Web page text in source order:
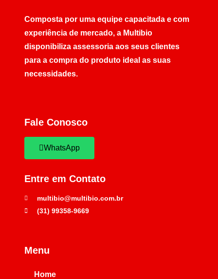
Composta por uma equipe capacitada e com
experiência de mercado, a Multibio
disponibiliza assessoria aos seus clientes
para a compra do produto ideal as suas
necessidades.
Fale Conosco
WhatsApp
Entre em Contato
multibio@multibio.com.br
(31) 99358-9669
Menu
Home